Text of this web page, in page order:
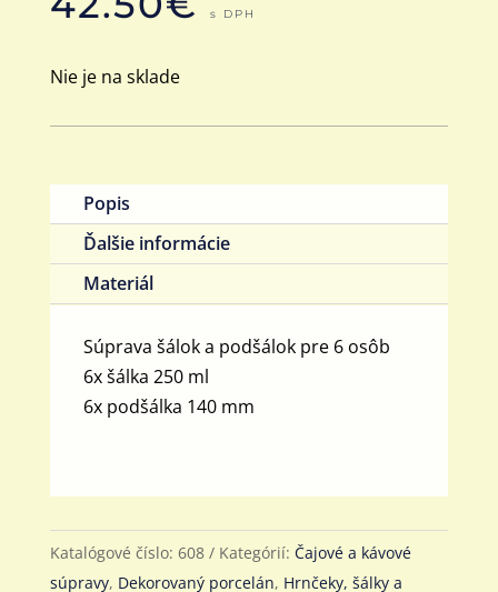
s DPH
Nie je na sklade
Popis
Ďalšie informácie
Materiál
Súprava šálok a podšálok pre 6 osôb
6x šálka 250 ml
6x podšálka 140 mm
Katalógové číslo: 608 Kategórií: Čajové a kávové
súpravy, Dekorovaný porcelán, Hrnčeky, šálky a